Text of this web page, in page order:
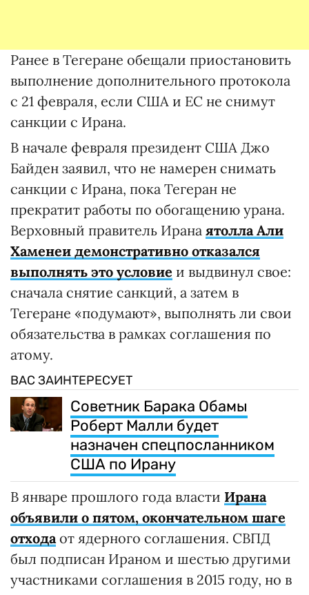
Ранее в Тегеране обещали приостановить
выполнение дополнительного протокола
с 21 февраля, если США и ЕС не снимут
санкции с Ирана.
В начале февраля президент США Джо
Байден заявил, что не намерен снимать
санкции с Ирана, пока Тегеран не
прекратит работы по обогащению урана.
Верховный правитель Ирана ятолла Али
Хаменеи демонстративно отказался
выполнять это условие и выдвинул свое:
сначала снятие санкций, а затем в
Тегеране «подумают», выполнять ли свои
обязательства в рамках соглашения по
атому.
ВАС ЗАИНТЕРЕСУЕТ
Советник Барака Обамы
Роберт Малли будет
назначен спецпосланником
США по Ирану
В январе прошлого года власти Ирана
объявили о пятом, окончательном шаге
отходаот ядерного соглашения. СВПД
был подписан Ираном и шестью другими
участниками соглашения в 2015 году, но в